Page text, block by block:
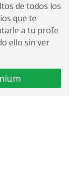
de todos los
que te
a tu profe
ello sin ver